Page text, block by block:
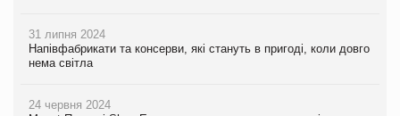
31 липня 2024
Напівфабрикати та консерви, які стануть в пригоді, коли довго
нема світла
24 червня 2024